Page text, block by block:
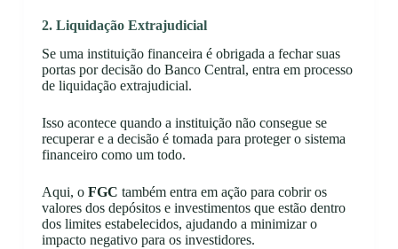
2. Liquidação Extrajudicial
Se uma instituição financeira é obrigada a fechar suas
portas por decisão do Banco Central, entra em processo
de liquidação extrajudicial.
Isso acontece quando a instituição não consegue se
recuperar e a decisão é tomada para proteger o sistema
financeiro como um todo.
Aqui, o FGC também entra em ação para cobrir os
valores dos depósitos e investimentos que estão dentro
dos limites estabelecidos, ajudando a minimizar o
impacto negativo para os investidores.